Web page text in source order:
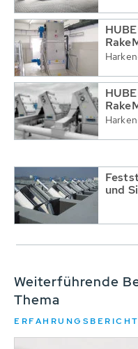
und
Weiterführende
Thema